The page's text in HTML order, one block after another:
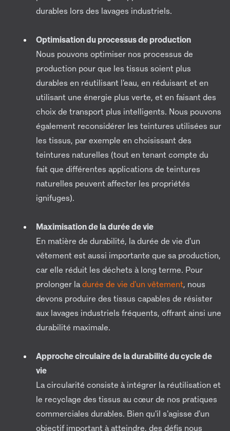
durables lors des lavages industriels.
Optimisation du processus de production
Nous pouvons optimiser nos processus de
production pour que les tissus soient plus
durables en réutilisant l'eau, en réduisant et en
utilisant une énergie plus verte, et en faisant des
choix de transport plus intelligents. Nous pouvons
également reconsidérer les teintures utilisées sur
les tissus, par exemple en choisissant des
teintures naturelles (tout en tenant compte du
fait que différentes applications de teintures
naturelles peuvent affecter les propriétés
ignifuges).
Maximisation de la durée de vie
En matière de durabilité, la durée de vie d'un
vêtement est aussi importante que sa production,
car elle réduit les déchets à long terme. Pour
prolonger ladurée de vie d'un vêtement, nous
devons produire des tissus capables de résister
aux lavages industriels fréquents, offrant ainsi une
durabilité maximale.
Approche circulaire de la durabilité du cycle de
vie
La circularité consiste à intégrer la réutilisation et
le recyclage des tissus au cœur de nos pratiques
commerciales durables. Bien qu'il s'agisse d'un
objectif important à atteindre, des défis nous